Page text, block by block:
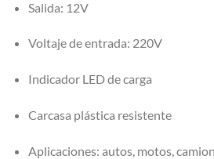
Salida: 12V
Voltaje de entrada: 220V
Indicador LED de carga
Carcasa plástica resistente
Aplicaciones: autos, motos,